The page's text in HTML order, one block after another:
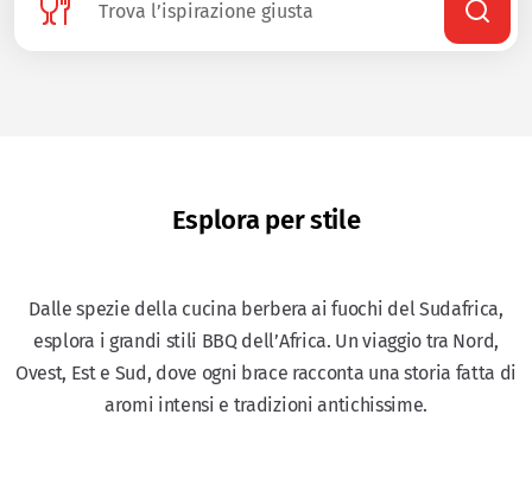
Esplora per stile
Dalle spezie della cucina berbera ai fuochi del Sudafrica,
esplora i grandi stili BBQ dell’Africa. Un viaggio tra Nord,
Ovest, Est e Sud, dove ogni brace racconta una storia fatta di
aromi intensi e tradizioni antichissime.